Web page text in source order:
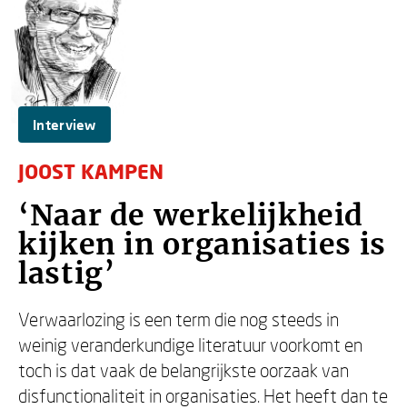
Interview
JOOST KAMPEN
‘Naar de werkelijkheid
kijken in organisaties is
lastig’
Verwaarlozing is een term die nog steeds in
weinig veranderkundige literatuur voorkomt en
toch is dat vaak de belangrijkste oorzaak van
disfunctionaliteit in organisaties. Het heeft dan te